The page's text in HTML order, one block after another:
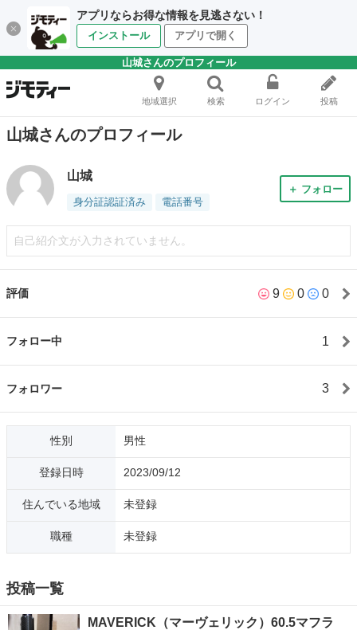
アプリならお得な情報を見逃さない！
インストール アプリで開く
山城さんのプロフィール
地域選択 検索 ログイン 投稿
山城さんのプロフィール
山城
身分証認証済み 電話番号
＋ フォロー
自己紹介文が入力されていません。
評価 9 0 0
フォロー中 1
フォロワー 3
性別 男性
登録日時 2023/09/12
住んでいる地域 未登録
職種 未登録
投稿一覧
MAVERICK（マーヴェリック）60.5マフラ